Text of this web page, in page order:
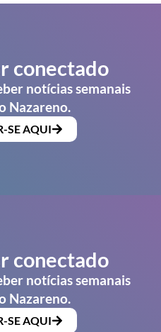
conectado
notícias semanais
Nazareno.
SE AQUI
conectado
notícias semanais
Nazareno.
SE AQUI